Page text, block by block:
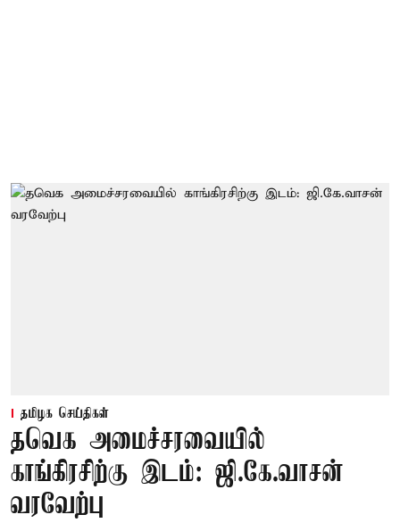
தமிழக செய்திகள்
தவெக அமைச்சரவையில்
காங்கிரசிற்கு இடம்: ஜி.கே.வாசன்
வரவேற்பு